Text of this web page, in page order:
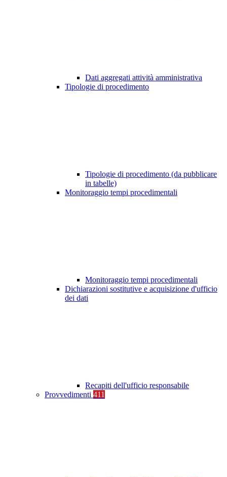
Dati aggregati attività amministrativa
Tipologie di procedimento
Tipologie di procedimento (da pubblicare
in tabelle)
Monitoraggio tempi procedimentali
Monitoraggio tempi procedimentali
Dichiarazioni sostitutive e acquisizione d'ufficio
dei dati
Recapiti dell'ufficio responsabile
Provvedimenti 411